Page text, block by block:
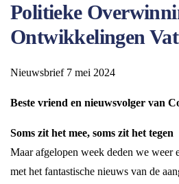
Politieke
Ontwikkelingen
Nieuwsbrief 7 mei 2024
Beste vriend en nieuwsvolger van
Soms zit het mee, soms zit het tegen
Maar afgelopen week deden we weer
met het fantastische nieuws van de